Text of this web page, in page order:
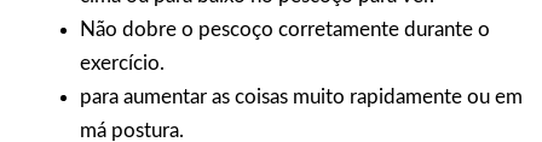
Não dobre o pescoço corretamente durante o
exercício.
para aumentar as coisas muito rapidamente ou em
má postura.